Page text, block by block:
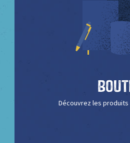
Découvrez les produits